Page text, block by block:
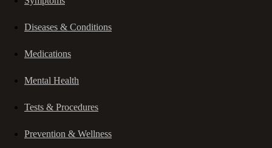
Diseases & Conditions
Medications
Mental Health
Tests & Procedures
Prevention & Wellness